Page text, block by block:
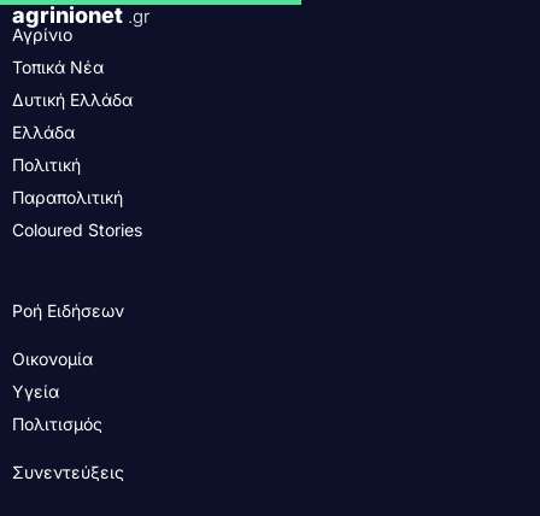
agrinionet .gr
Αγρίνιο
Τοπικά Νέα
Δυτική Ελλάδα
Ελλάδα
Πολιτική
Παραπολιτική
Coloured Stories
Ροή Ειδήσεων
Οικονομία
Υγεία
Πολιτισμός
Συνεντεύξεις